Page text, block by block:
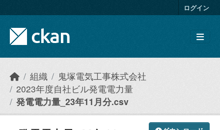
ログイン
組織
鬼塚電気工事株式会社
2023年度自社ビル発電電力量
発電電力量_23年11月分.csv